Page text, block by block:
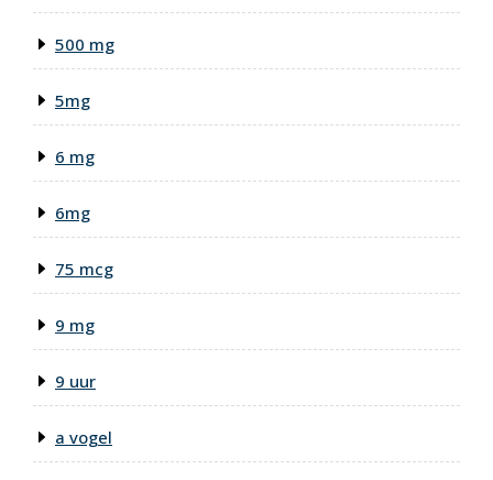
500 mg
5mg
6 mg
6mg
75 mcg
9 mg
9 uur
a vogel